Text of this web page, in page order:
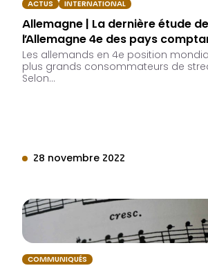
ACTUS INTERNATIONAL
Allemagne | La dernière étude de
l’Allemagne 4e des pays
Les allemands en 4e position
plus grands consommateurs de
Selon…
28 novembre 2022
COMMUNIQUÉS